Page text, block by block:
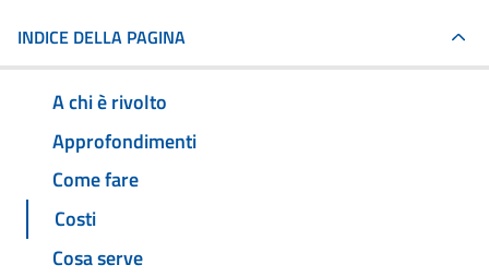
INDICE DELLA PAGINA
A chi è rivolto
Approfondimenti
Come fare
Costi
Cosa serve